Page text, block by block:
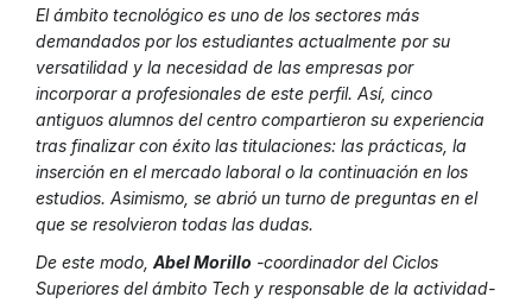
El ámbito tecnológico es uno de los sectores más
demandados por los estudiantes actualmente por su
versatilidad y la necesidad de las empresas por
incorporar a profesionales de este perfil. Así, cinco
antiguos alumnos del centro compartieron su experiencia
tras finalizar con éxito las titulaciones: las prácticas, la
inserción en el mercado laboral o la continuación en los
estudios. Asimismo, se abrió un turno de preguntas en el
que se resolvieron todas las dudas.
De este modo, Abel Morillo -coordinador del Ciclos
Superiores del ámbito Tech y responsable de la actividad-